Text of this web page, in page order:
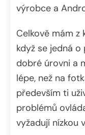
výrobce a
Celkově mám
když se jedná
dobré úrovni a
lépe, než na
především ti
problémů
vyžadují nízkou